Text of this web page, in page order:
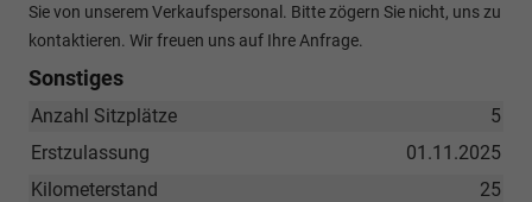
Sie von unserem Verkaufspersonal. Bitte zögern Sie nicht, uns zu
kontaktieren. Wir freuen uns auf Ihre Anfrage.
Sonstiges
5
Anzahl Sitzplätze
01.11.2025
Erstzulassung
25
Kilometerstand